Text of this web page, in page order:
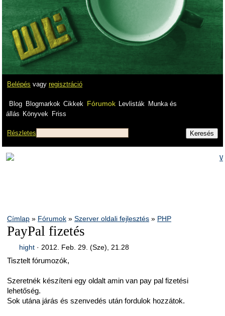
Belépés vagy regisztráció
Blog Blogmarkok Cikkek Fórumok Levlisták
Munka és
állás Könyvek Friss
Részletes
Címlap » Fórumok » Szerver oldali fejlesztés » PHP
PayPal fizetés
hight· 2012. Feb. 29. (Sze), 21.28
Tisztelt fórumozók,
Szeretnék készíteni egy oldalt amin van pay pal fizetési
lehetőség.
Sok utána járás és szenvedés után fordulok hozzátok.